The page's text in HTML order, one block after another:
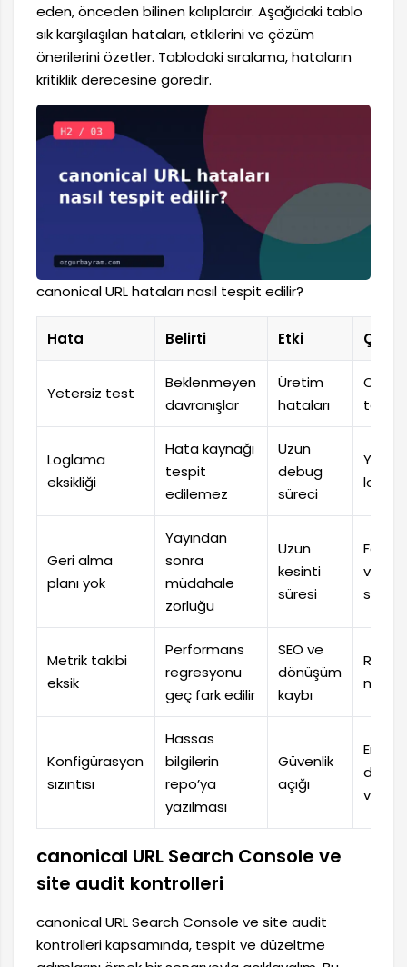
eden, önceden bilinen kalıplardır. Aşağıdaki tablo
sık karşılaşılan hataları, etkilerini ve çözüm
önerilerini özetler. Tablodaki sıralama, hataların
kritiklik derecesine göredir.
canonical URL hataları nasıl tespit edilir?
Hata Belirti Etki
Yetersiz test
Beklenmeyen
davranışlar
Üretim
hataları
test
Loglama
eksikliği
Hata kaynağı
tespit
edilemez
Uzun
debug
süreci
Geri alma
planı yok
Yayından
sonra
müdahale
zorluğu
Uzun
kesinti
süresi
ve
script
Metrik takibi
eksik
Performans
regresyonu
geç fark edilir
SEO ve
dönüşüm
kaybı
Real
Konfigürasyon
sızıntısı
Hassas
bilgilerin
repo’ya
yazılması
Güvenlik
açığı
Env
ve
canonical URL Search Console ve
site audit kontrolleri
canonical URL Search Console ve site audit
kontrolleri kapsamında, tespit ve düzeltme